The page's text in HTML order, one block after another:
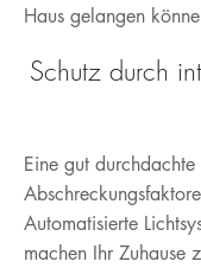
Haus gelangen
Schutz durch
Eine gut
Automatisierte
machen Ihr Zuhause